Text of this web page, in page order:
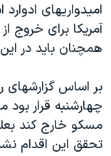
گالری عکس
آرشیو پخش زنده
اعتراضات زن،
مجموعه مستندهای
تریبونال مردمی آبان ۹۸
دادگاه حمید نوری
چهل سال
قانون شفافیت
امیدواریهای
آمریکا برای
همچنان باید در
بر اساس گزارشهای
چهارشنبه قرار بود
مسکو خارج کند
تحقق این اقدام